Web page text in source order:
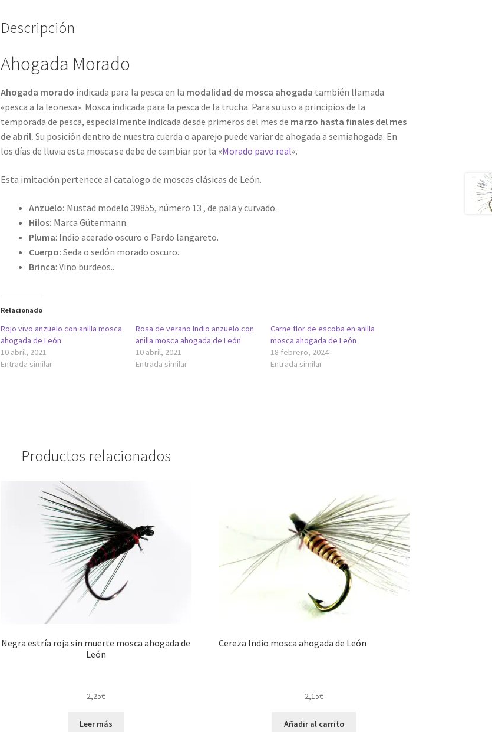
Descripción
Ahogada Morado
Ahogada morado indicada para la pesca en la modalidad de mosca ahogada también llamada
«pesca a la leonesa». Mosca indicada para la pesca de la trucha. Para su uso a principios de la
temporada de pesca, especialmente indicada desde primeros del mes de marzo hasta finales del mes
de abril. Su posición dentro de nuestra cuerda o aparejo puede variar de ahogada a semiahogada. En
los días de lluvia esta mosca se debe de cambiar por la «Morado pavo real«.
Esta imitación pertenece al catalogo de moscas clásicas de León.
Anzuelo: Mustad modelo 39855, número 13 , de pala y curvado.
Hilos: Marca Gütermann.
Pluma: Indio acerado oscuro o Pardo langareto.
Cuerpo:Seda o sedón morado oscuro.
Brinca: Vino burdeos..
Relacionado
Rojo vivo anzuelo con anilla mosca
ahogada de León
10 abril, 2021
Entrada similar
Rosa de verano Indio anzuelo con
anilla mosca ahogada de León
10 abril, 2021
Entrada similar
Carne flor de escoba en anilla
mosca ahogada de León
18 febrero, 2024
Entrada similar
Productos relacionados
Negra estría roja sin muerte mosca ahogada de
León
2,25€
Leer más
Cereza Indio mosca ahogada de León
2,15€
Añadir al carrito